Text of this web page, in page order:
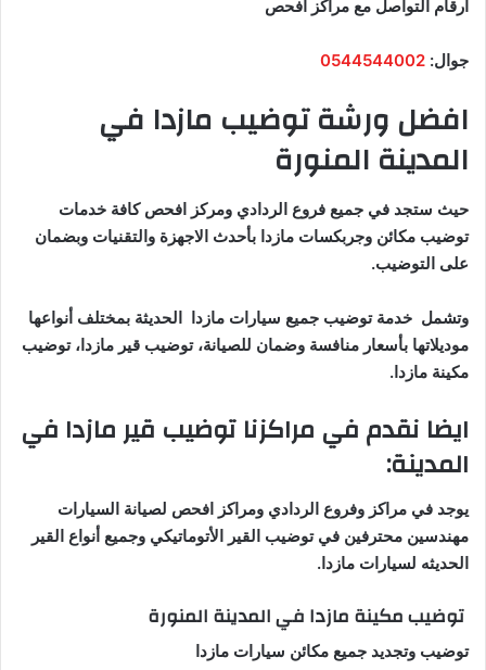
أرقام التواصل مع مراكز افحص
جوال: 0544544002
افضل ورشة توضيب مازدا في
المدينة المنورة
حيث ستجد في جميع فروع الردادي ومركز افحص كافة خدمات
توضيب مكائن وجربكسات مازدا بأحدث الاجهزة والتقنيات وبضمان
على التوضيب.
وتشمل خدمة توضيب جميع سيارات مازدا الحديثة بمختلف أنواعها
موديلاتها بأسعار منافسة وضمان للصيانة، توضيب قير مازدا، توضيب
مكينة مازدا.
ايضا نقدم في مراكزنا توضيب قير مازدا في
المدينة:
يوجد في مراكز وفروع الردادي ومراكز افحص لصيانة السيارات
مهندسين محترفين في توضيب القير الأتوماتيكي وجميع أنواع القير
الحديثه لسيارات مازدا.
توضيب مكينة مازدا في المدينة المنورة
توضيب وتجديد جميع مكائن سيارات مازدا